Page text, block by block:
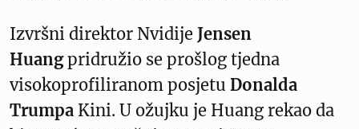
Izvršni direktor Nvidije Jensen
Huangpridružio se prošlog tjedna
visokoprofiliranom posjetu Donalda
Trumpa Kini. U ožujku je Huang rekao da